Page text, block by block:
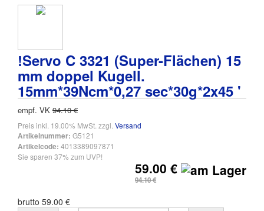
!Servo C 3321 (Super-Flächen) 15
mm doppel Kugell.
15mm*39Ncm*0,27 sec*30g*2x45 '
empf. VK 94.10 €
Preis inkl. 19.00% MwSt. zzgl. Versand
Artikelnummer: G5121
Artikelcode: 4013389097871
Sie sparen 37% zum UVP!
59.00 €
94.10 €
brutto 59.00 €